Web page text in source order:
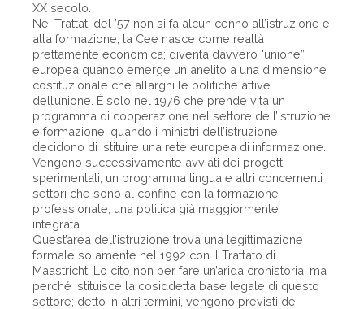
XX secolo.
Nei Trattati del ’57 non si fa alcun cenno all’istruzione e
alla formazione; la Cee nasce come realtà
prettamente economica; diventa davvero "unione”
europea quando emerge un anelito a una dimensione
costituzionale che allarghi le politiche attive
dell’unione. È solo nel 1976 che prende vita un
programma di cooperazione nel settore dell’istruzione
e formazione, quando i ministri dell’istruzione
decidono di istituire una rete europea di informazione.
Vengono successivamente avviati dei progetti
sperimentali, un programma lingua e altri concernenti
settori che sono al confine con la formazione
professionale, una politica già maggiormente
integrata.
Quest’area dell’istruzione trova una legittimazione
formale solamente nel 1992 con il Trattato di
Maastricht. Lo cito non per fare un’arida cronistoria, ma
perché istituisce la cosiddetta base legale di questo
settore; detto in altri termini, vengono previsti dei